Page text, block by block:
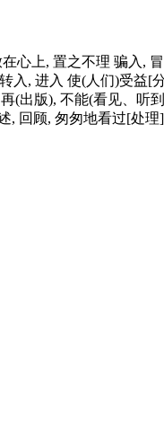
心上, 置之不理 骗入,
入, 进入 使(人们)受益[
(出版), 不能(看见、听
, 回顾, 匆匆地看过[处理